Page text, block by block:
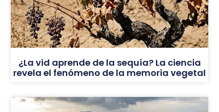
¿La vid aprende de la sequía? La ciencia
revela el fenómeno de la memoria vegetal